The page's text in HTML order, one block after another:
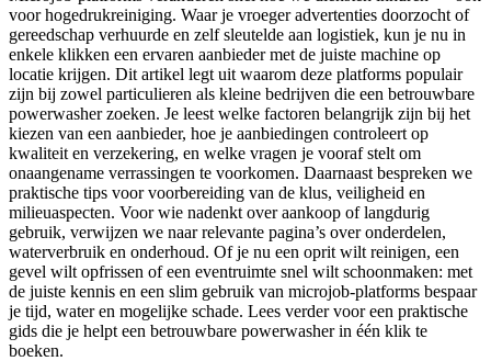
voor hogedrukreiniging. Waar je vroeger advertenties doorzocht of
gereedschap verhuurde en zelf sleutelde aan logistiek, kun je nu in
enkele klikken een ervaren aanbieder met de juiste machine op
locatie krijgen. Dit artikel legt uit waarom deze platforms populair
zijn bij zowel particulieren als kleine bedrijven die een betrouwbare
powerwasher zoeken. Je leest welke factoren belangrijk zijn bij het
kiezen van een aanbieder, hoe je aanbiedingen controleert op
kwaliteit en verzekering, en welke vragen je vooraf stelt om
onaangename verrassingen te voorkomen. Daarnaast bespreken we
praktische tips voor voorbereiding van de klus, veiligheid en
milieuaspecten. Voor wie nadenkt over aankoop of langdurig
gebruik, verwijzen we naar relevante pagina’s over onderdelen,
waterverbruik en onderhoud. Of je nu een oprit wilt reinigen, een
gevel wilt opfrissen of een eventruimte snel wilt schoonmaken: met
de juiste kennis en een slim gebruik van microjob-platforms bespaar
je tijd, water en mogelijke schade. Lees verder voor een praktische
gids die je helpt een betrouwbare powerwasher in één klik te
boeken.